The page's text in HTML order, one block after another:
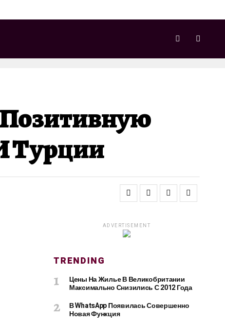
Турции
ADVERTISEMENT
TRENDING
Цены На Жилье В Великобритании
Максимально Снизились С 2012 Года
В WhatsApp Появилась Совершенно
Новая Функция